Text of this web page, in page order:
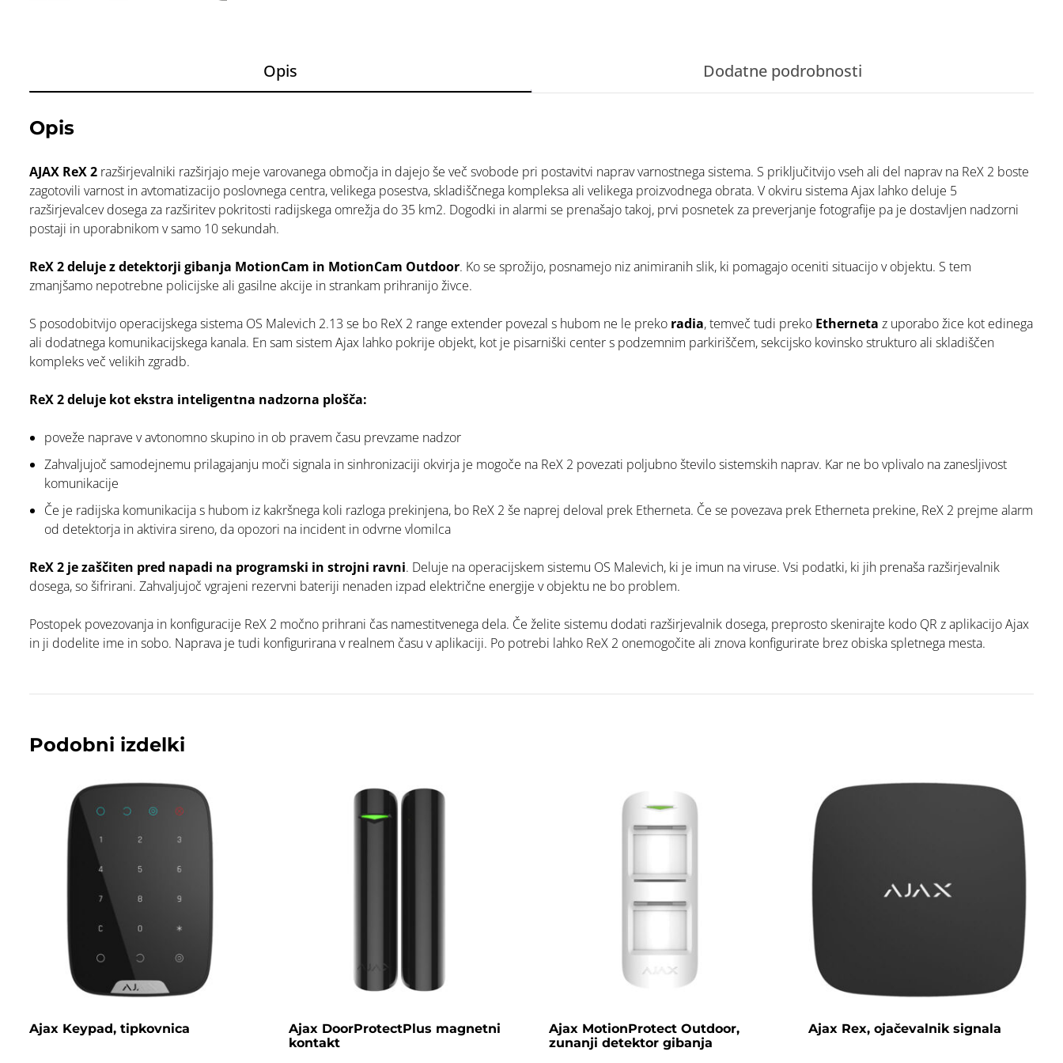
Opis Dodatne podrobnosti
Opis
AJAX ReX 2 razširjevalniki razširjajo meje varovanega območja in dajejo še več svobode pri postavitvi naprav varnostnega sistema. S priključitvijo vseh ali del naprav na ReX 2 boste
zagotovili varnost in avtomatizacijo poslovnega centra, velikega posestva, skladiščnega kompleksa ali velikega proizvodnega obrata. V okviru sistema Ajax lahko deluje 5
razširjevalcev dosega za razširitev pokritosti radijskega omrežja do 35 km2. Dogodki in alarmi se prenašajo takoj, prvi posnetek za preverjanje fotografije pa je dostavljen nadzorni
postaji in uporabnikom v samo 10 sekundah.
ReX 2 deluje z detektorji gibanja MotionCam in MotionCam Outdoor. Ko se sprožijo, posnamejo niz animiranih slik, ki pomagajo oceniti situacijo v objektu. S tem
zmanjšamo nepotrebne policijske ali gasilne akcije in strankam prihranijo živce.
S posodobitvijo operacijskega sistema OS Malevich 2.13 se bo ReX 2 range extender povezal s hubom ne le preko radia, temveč tudi preko Etherneta z uporabo žice kot edinega
ali dodatnega komunikacijskega kanala. En sam sistem Ajax lahko pokrije objekt, kot je pisarniški center s podzemnim parkiriščem, sekcijsko kovinsko strukturo ali skladiščen
kompleks več velikih zgradb.
ReX 2 deluje kot ekstra inteligentna nadzorna plošča:
poveže naprave v avtonomno skupino in ob pravem času prevzame nadzor
Zahvaljujoč samodejnemu prilagajanju moči signala in sinhronizaciji okvirja je mogoče na ReX 2 povezati poljubno število sistemskih naprav. Kar ne bo vplivalo na zanesljivost
komunikacije
Če je radijska komunikacija s hubom iz kakršnega koli razloga prekinjena, bo ReX 2 še naprej deloval prek Etherneta. Če se povezava prek Etherneta prekine, ReX 2 prejme alarm
od detektorja in aktivira sireno, da opozori na incident in odvrne vlomilca
ReX 2 je zaščiten pred napadi na programski in strojni ravni. Deluje na operacijskem sistemu OS Malevich, ki je imun na viruse. Vsi podatki, ki jih prenaša razširjevalnik
dosega, so šifrirani. Zahvaljujoč vgrajeni rezervni bateriji nenaden izpad električne energije v objektu ne bo problem.
Postopek povezovanja in konfiguracije ReX 2 močno prihrani čas namestitvenega dela. Če želite sistemu dodati razširjevalnik dosega, preprosto skenirajte kodo QR z aplikacijo Ajax
in ji dodelite ime in sobo. Naprava je tudi konfigurirana v realnem času v aplikaciji. Po potrebi lahko ReX 2 onemogočite ali znova konfigurirate brez obiska spletnega mesta.
Podobni izdelki
Ajax Keypad, tipkovnica
Ajax DoorProtectPlus magnetni
kontakt
Ajax MotionProtect Outdoor,
zunanji detektor gibanja
Ajax Rex, ojačevalnik signala